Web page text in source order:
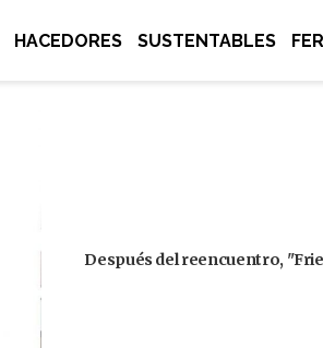
HACEDORES SUSTENTABLES
Después del reencuentro,